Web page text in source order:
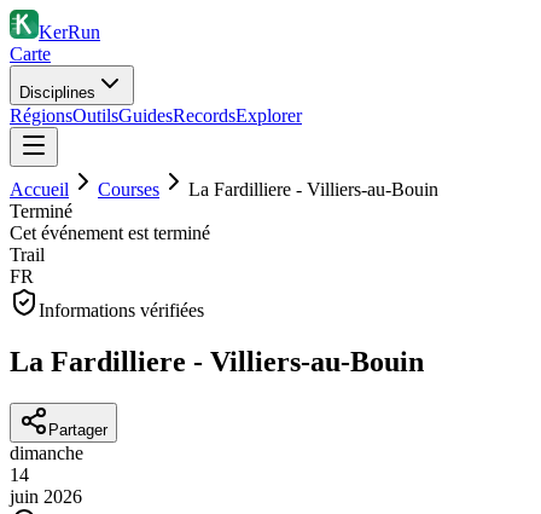
KerRun
Carte
Disciplines
RégionsOutilsGuidesRecordsExplorer
Accueil Courses
La Fardilliere - Villiers-au-Bouin
Terminé
Cet événement est terminé
Trail
FR
Informations vérifiées
La Fardilliere - Villiers-au-Bouin
Partager
dimanche
14
juin 2026